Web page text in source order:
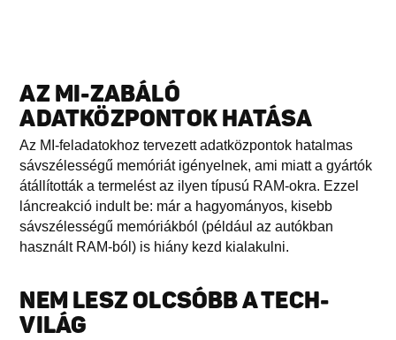
AZ MI-ZABÁLÓ
ADATKÖZPONTOK HATÁSA
Az MI-feladatokhoz tervezett adatközpontok hatalmas
sávszélességű memóriát igényelnek, ami miatt a gyártók
átállították a termelést az ilyen típusú RAM-okra. Ezzel
láncreakció indult be: már a hagyományos, kisebb
sávszélességű memóriákból (például az autókban
használt RAM-ból) is hiány kezd kialakulni.
NEM LESZ OLCSÓBB A TECH-
VILÁG